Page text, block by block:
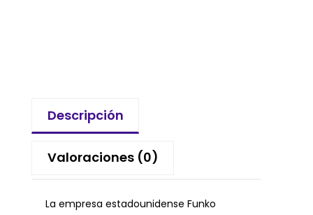
Descripción
Valoraciones (0)
La empresa estadounidense Funko